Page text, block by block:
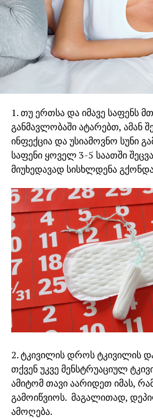
1. თუ ერთსა და იმავე საფენს
განმავლობაში ატარებთ, ამან
ინფექცია და უსიამოვნო სუნი
საფენი ყოველ 3-5 საათში
მიუხედავად სისხლდენა
2. ტკივილის დროს ტკივილის
თქვენ უკვე მენსტრუაციულ
ამიტომ თავი აარიდეთ იმას,
გამოიწვიოს. მაგალითად,
ამოღება.